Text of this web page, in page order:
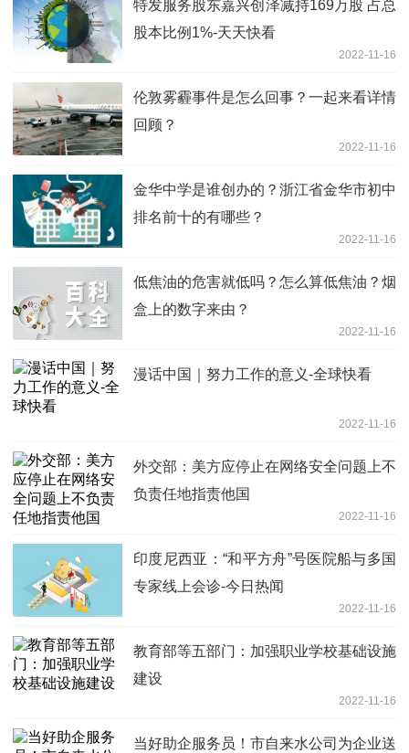
特发服务股东嘉兴创泽减持169万股 占总
股本比例1%-天天快看
2022-11-16
伦敦雾霾事件是怎么回事？一起来看详情
回顾？
2022-11-16
金华中学是谁创办的？浙江省金华市初中
排名前十的有哪些？
2022-11-16
低焦油的危害就低吗？怎么算低焦油？烟
盒上的数字来由？
2022-11-16
漫话中国｜努力工作的意义-全球快看
2022-11-16
外交部：美方应停止在网络安全问题上不
负责任地指责他国
2022-11-16
印度尼西亚：“和平方舟”号医院船与多国
专家线上会诊-今日热闻
2022-11-16
教育部等五部门：加强职业学校基础设施
建设
2022-11-16
当好助企服务员！市自来水公司为企业送